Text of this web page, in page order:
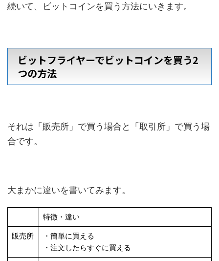
続いて、ビットコインを買う方法にいきます。
ビットフライヤーでビットコインを買う2
つの方法
それは「販売所」で買う場合と「取引所」で買う場
合です。
大まかに違いを書いてみます。
特徴・違い
販売所
・簡単に買える
・注文したらすぐに買える